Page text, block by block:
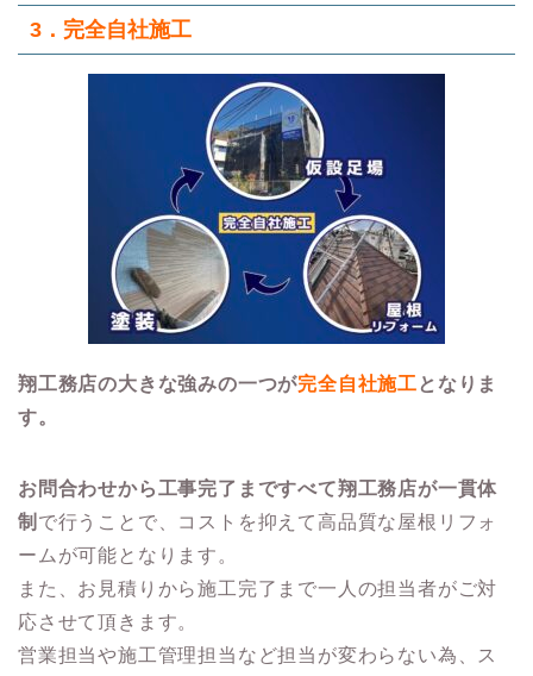
3． 完全自社施工
翔工務店の大きな強みの一つが完全自社施工となりま
す。
お問合わせから工事完了まですべて翔工務店が一貫体
制 で行うことで、コストを抑えて高品質な屋根リフォ
ームが可能となります。
また、お見積りから施工完了まで一人の担当者がご対
応させて頂きます。
営業担当や施工管理担当など担当が変わらない為、ス